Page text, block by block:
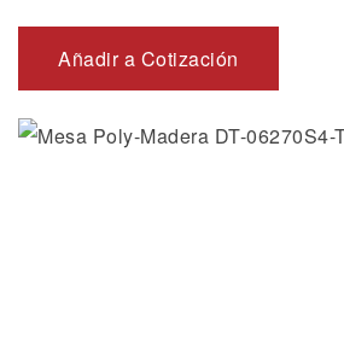
Añadir a Cotización